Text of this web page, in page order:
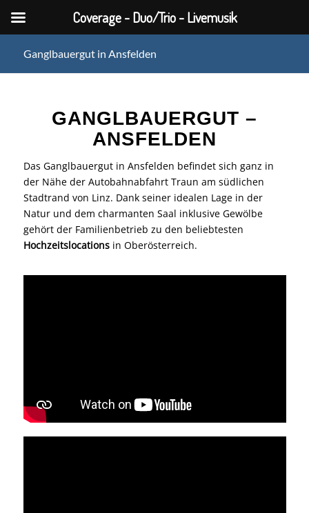
Ganglbauergut in Ansfelden
GANGLBAUERGUT –
ANSFELDEN
Das Ganglbauergut in Ansfelden befindet sich ganz in
der Nähe der Autobahnabfahrt Traun am südlichen
Stadtrand von Linz. Dank seiner idealen Lage in der
Natur und dem charmanten Saal inklusive Gewölbe
gehört der Familienbetrieb zu den beliebtesten
Hochzeitslocations in Oberösterreich.
Coverage - Duo/Trio - Livemusik